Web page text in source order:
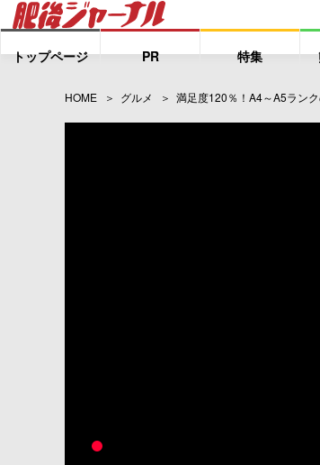
トップページ PR 特集
HOME グルメ 満足度120％！A4～A5ラン